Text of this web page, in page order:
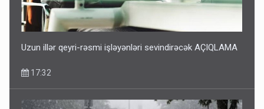
Uzun illər qeyri-rəsmi işləyənləri sevindirəcək AÇIQLAMA
17:32